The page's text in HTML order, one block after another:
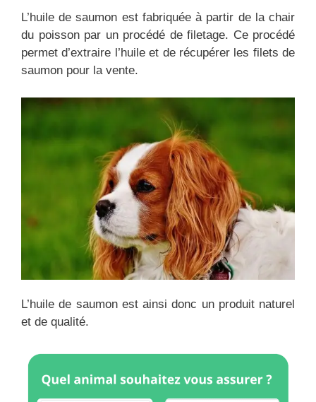
L’huile de saumon est fabriquée à partir de la chair
du poisson par un procédé de filetage. Ce procédé
permet d’extraire l’huile et de récupérer les filets de
saumon pour la vente.
L’huile de saumon est ainsi donc un produit naturel
et de qualité.